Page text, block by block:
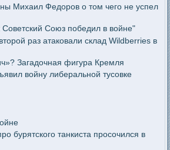
Михаил Федоров о том чего не успел
Союз победил в войне"
раз атаковали склад Wildberries в
Загадочная фигура Кремля
войну либеральной тусовке
бурятского танкиста просочился в